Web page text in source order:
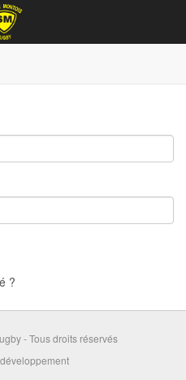
?
- Tous droits réservés